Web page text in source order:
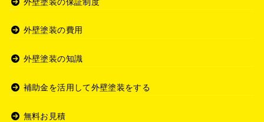
外壁塗装の費用
外壁塗装の知識
補助金を活用して外壁塗装をする
無料お見積